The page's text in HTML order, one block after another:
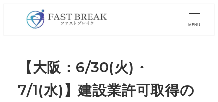
MENU
【大阪：6/30(火)・
7/1(水)】建設業許可取得の